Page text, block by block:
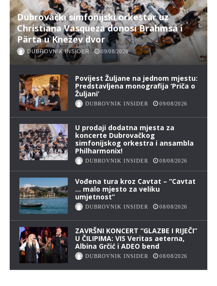
Dubrovački simfonijski orkestar uz
Christiana Vasqueza donosi Brahmsa i
Pärta u Knežev dvor
DUBROVNIK INSIDER 09/08/2026
Povijest Žuljane na jednom mjestu:
Predstavljena monografija ‘Priča o
Žuljani’
DUBROVNIK INSIDER 09/08/2026
U prodaji dodatna mjesta za
koncerte Dubrovačkog
simfonijskog orkestra i ansambla
Philharmonix!
DUBROVNIK INSIDER 08/08/2026
Vođena tura kroz Cavtat – “Cavtat
… malo mjesto za veliku
umjetnost”
DUBROVNIK INSIDER 08/08/2026
ZAVRŠNI KONCERT “GLAZBE I RIJEČI”
U ČILIPIMA: VIS Veritas aeterna,
Albina Grčić i ADEO bend
DUBROVNIK INSIDER 08/08/2026